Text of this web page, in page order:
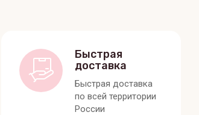
Быстрая
доставка
Быстрая доставка
по всей территории
России